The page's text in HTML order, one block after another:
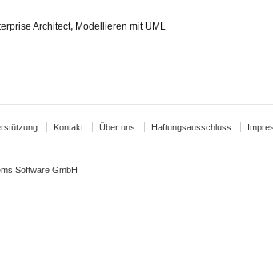
Architect, Modellieren mit UML
Kontakt Über uns Haftungsausschluss
Software GmbH